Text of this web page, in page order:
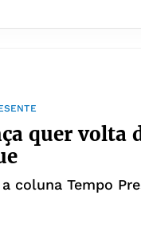
quer volta
coluna Tempo